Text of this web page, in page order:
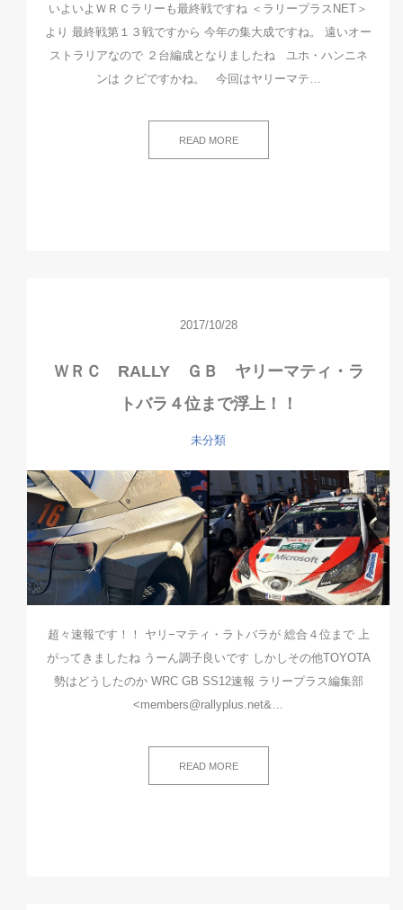
いよいよＷＲＣラリーも最終戦ですね ＜ラリープラスNET＞
より 最終戦第１３戦ですから 今年の集大成ですね。 遠いオー
ストラリアなので ２台編成となりましたね ユホ・ハンニネ
ンは クビですかね。 今回はヤリーマテ…
READ MORE
2017/10/28
ＷＲＣ RALLY ＧＢ ヤリーマティ・ラ
トバラ４位まで浮上！！
未分類
超々速報です！！ ヤリ−マティ・ラトバラが 総合４位まで 上
がってきましたね うーん調子良いです しかしその他TOYOTA
勢はどうしたのか WRC GB SS12速報 ラリープラス編集部
<members@rallyplus.net&…
READ MORE